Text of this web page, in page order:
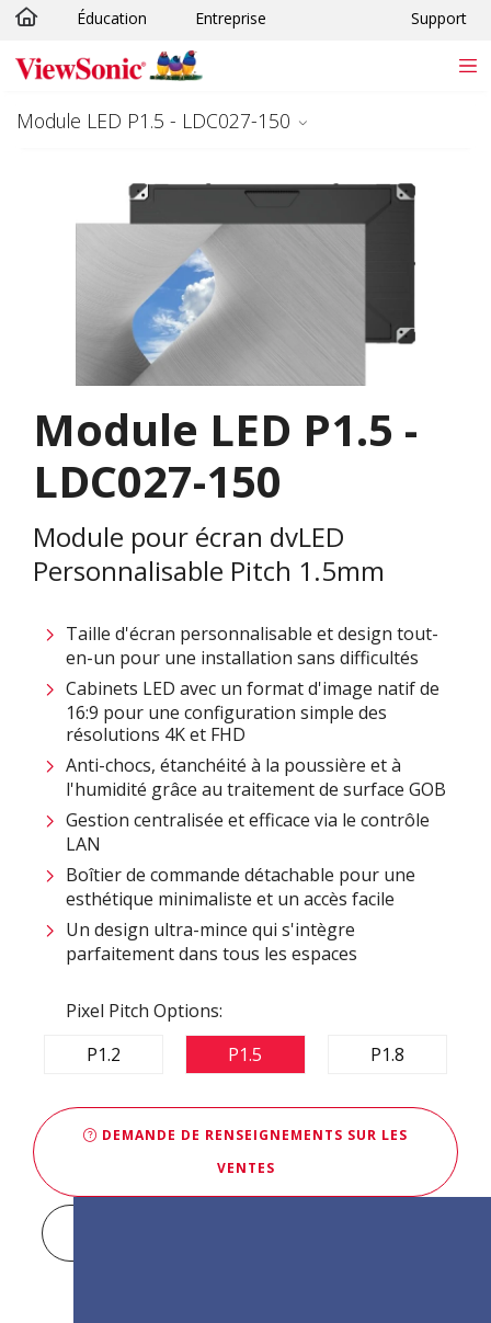
Passer au contenu principal
Éducation Entreprise Support
Module LED P1.5 - LDC027-150
Module LED P1.5 -
LDC027-150
Module pour écran dvLED
Personnalisable Pitch 1.5mm
Taille d'écran personnalisable et design tout-
en-un pour une installation sans difficultés ​
Cabinets LED avec un format d'image natif de
16:9 pour une configuration simple des
résolutions 4K et FHD
Anti-chocs, étanchéité à la poussière et à
l'humidité grâce au traitement de surface GOB
Gestion centralisée et efficace via le contrôle
LAN ​
Boîtier de commande détachable pour une
esthétique minimaliste et un accès facile​
Un design ultra-mince qui s'intègre
parfaitement dans tous les espaces​
Pixel Pitch Options:
P1.2
P1.5 P1.8
DEMANDE DE RENSEIGNEMENTS SUR LES
VENTES